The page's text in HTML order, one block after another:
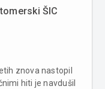
ŠIC
znova nastopil
hiti je navdušil